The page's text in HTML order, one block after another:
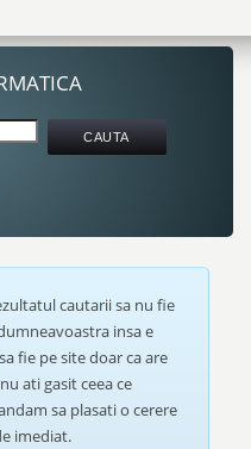
cautarii sa nu fie
insa e
fie pe site doar ca are
ati gasit ceea ce
sa plasati o cerere
imediat.